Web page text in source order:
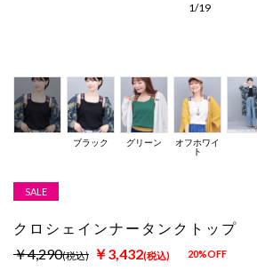
1/19
ブラック グリーン
オフホワイ
ト
SALE
クロシェインナータンクトップ
￥4,290(税込) ￥3,432(税込) 20%OFF